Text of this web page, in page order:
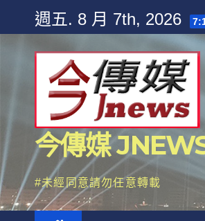
content
週五. 8 月 7th, 2026
今傳媒
#未經同意請勿任意轉載